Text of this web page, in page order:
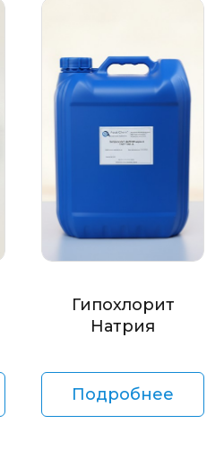
Гипохлорит
Натрия
Подробнее